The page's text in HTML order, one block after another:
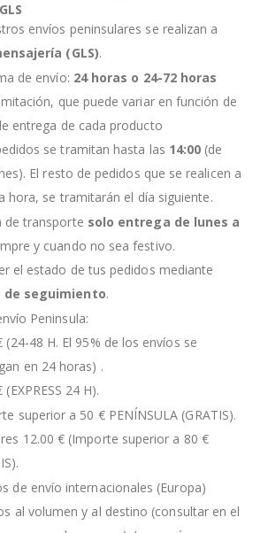
envíos peninsulares se realizan a
(GLS).
de envío: 24 horas o 24-72 horas
que puede variar en función de
entrega de cada producto
se tramitan hasta las 14:00 (de
El resto de pedidos que se realicen a
hora, se tramitarán el día siguiente.
de transporte solo entrega de lunes a
y cuando no sea festivo.
el estado de tus pedidos mediante
de seguimiento.
Peninsula:
(24-48 H. El 95% de los envíos se
en 24 horas) .
(EXPRESS 24 H).
superior a 50 € PENÍNSULA (GRATIS).
12.00 € (Importe superior a 80 €
de envío internacionales (Europa)
al volumen y al destino (consultar en el